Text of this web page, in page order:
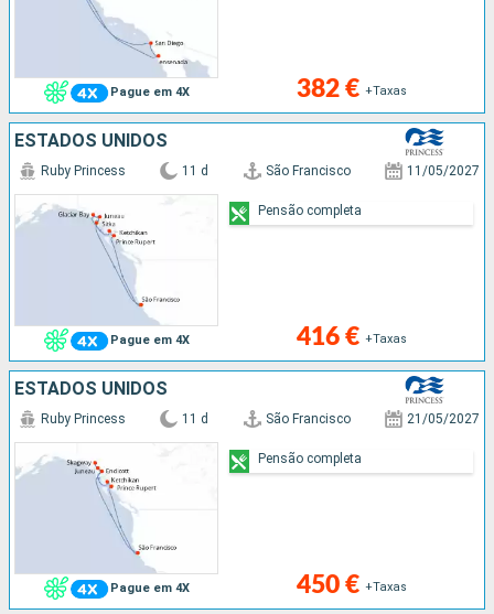
Pague em 4X 382 € +Taxas
ESTADOS UNIDOS
Pague em 4X
Ruby Princess 11 d São Francisco 11/05/2027
416 € +Taxas
Pensão completa
ESTADOS UNIDOS
Pague em 4X
Ruby Princess 11 d São Francisco 21/05/2027
450 € +Taxas
Pensão completa